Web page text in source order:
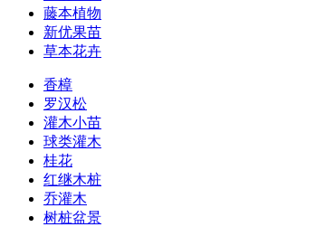
藤本植物
新优果苗
草本花卉
香樟
罗汉松
灌木小苗
球类灌木
桂花
红继木桩
乔灌木
树桩盆景